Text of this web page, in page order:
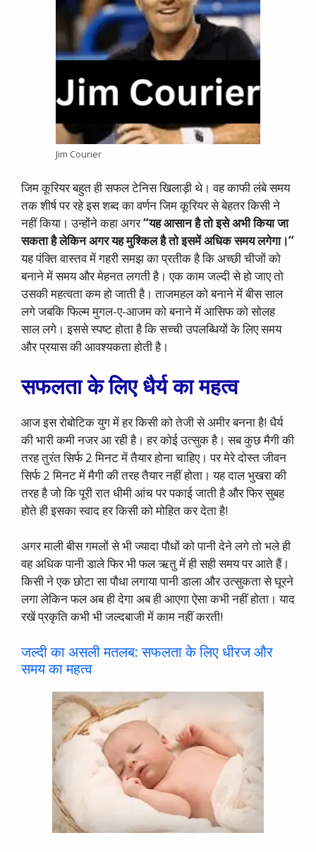
Jim Courier
जिम कूरियर बहुत ही सफल टेनिस खिलाड़ी थे। वह काफी लंबे समय
तक शीर्ष पर रहे इस शब्द का वर्णन जिम कूरियर से बेहतर किसी ने
नहीं किया। उन्होंने कहा अगर“यह आसान है तो इसे अभी किया जा
सकता है लेकिन अगर यह मुश्किल है तो इसमें अधिक समय लगेगा।’’
यह पंक्ति वास्तव में गहरी समझ का प्रतीक है कि अच्छी चीजों को
बनाने में समय और मेहनत लगती है। एक काम जल्दी से हो जाए तो
उसकी महत्वता कम हो जाती है। ताजमहल को बनाने में बीस साल
लगे जबकि फिल्म मुगल-ए-आजम को बनाने में आसिफ को सोलह
साल लगे। इससे स्पष्ट होता है कि सच्ची उपलब्धियों के लिए समय
और प्रयास की आवश्यकता होती है।
सफलता के लिए धैर्य का महत्व
आज इस रोबोटिक युग में हर किसी को तेजी से अमीर बनना है! धैर्य
की भारी कमी नजर आ रही है। हर कोई उत्सुक है। सब कुछ मैगी की
तरह तुरंत सिर्फ 2 मिनट में तैयार होना चाहिए। पर मेरे दोस्त जीवन
सिर्फ 2 मिनट में मैगी की तरह तैयार नहीं होता। यह दाल भुखरा की
तरह है जो कि पूरी रात धीमी आंच पर पकाई जाती है और फिर सुबह
होते ही इसका स्वाद हर किसी को मोहित कर देता है!
अगर माली बीस गमलों से भी ज्यादा पौधों को पानी देने लगे तो भले ही
वह अधिक पानी डाले फिर भी फल ऋतु में ही सही समय पर आते हैं।
किसी ने एक छोटा सा पौधा लगाया पानी डाला और उत्सुकता से घूरने
लगा लेकिन फल अब ही देगा अब ही आएगा ऐसा कभी नहीं होता। याद
रखें प्रकृति कभी भी जल्दबाजी में काम नहीं करती!
जल्दी का असली मतलब: सफलता के लिए धीरज और
समय का महत्व